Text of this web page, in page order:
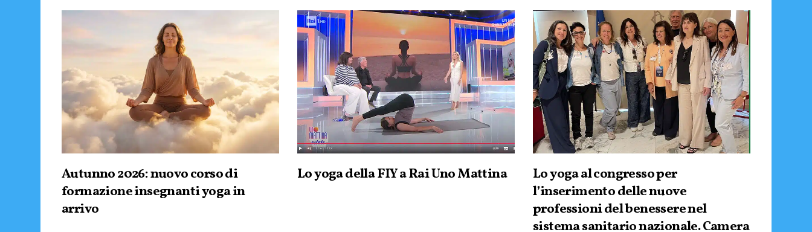
Autunno 2026: nuovo corso di
formazione insegnanti yoga in
arrivo
Lo yoga della FIY a Rai Uno Mattina
Lo yoga al congresso per
l’inserimento delle nuove
professioni del benessere nel
sistema sanitario nazionale. Camera